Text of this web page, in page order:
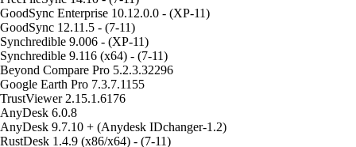
GoodSync Enterprise 10.12.0.0 - (XP-11)
GoodSync 12.11.5 - (7-11)
Synchredible 9.006 - (XP-11)
Synchredible 9.116 (x64) - (7-11)
Beyond Compare Pro 5.2.3.32296
Google Earth Pro 7.3.7.1155
TrustViewer 2.15.1.6176
AnyDesk 6.0.8
AnyDesk 9.7.10 + (Anydesk IDchanger-1.2)
RustDesk 1.4.9 (x86/x64) - (7-11)